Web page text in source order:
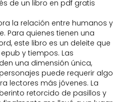
de un libro en pdf gratis
la relación entre humanos y
Para quienes tienen una
este libro es un deleite que
y tiempos. Las
una dimensión única,
puede requerir algo
lectores más jóvenes. La
retorcido de pasillos y